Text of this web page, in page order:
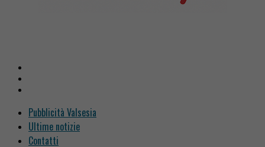
Pubblicità Valsesia
Ultime notizie
Contatti